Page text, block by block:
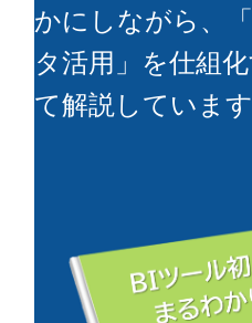
かにしながら、
タ活用」を仕組
て解説しています